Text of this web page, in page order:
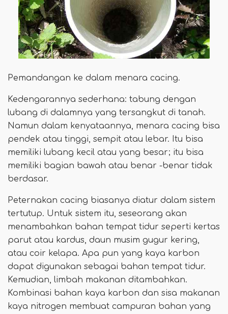
Pemandangan ke dalam menara cacing.
Kedengarannya sederhana: tabung dengan
lubang di dalamnya yang tersangkut di tanah.
Namun dalam kenyataannya, menara cacing bisa
pendek atau tinggi, sempit atau lebar. Itu bisa
memiliki lubang kecil atau yang besar; itu bisa
memiliki bagian bawah atau benar -benar tidak
berdasar.
Peternakan cacing biasanya diatur dalam sistem
tertutup. Untuk sistem itu, seseorang akan
menambahkan bahan tempat tidur seperti kertas
parut atau kardus, daun musim gugur kering,
atau coir kelapa. Apa pun yang kaya karbon
dapat digunakan sebagai bahan tempat tidur.
Kemudian, limbah makanan ditambahkan.
Kombinasi bahan kaya karbon dan sisa makanan
kaya nitrogen membuat campuran bahan yang